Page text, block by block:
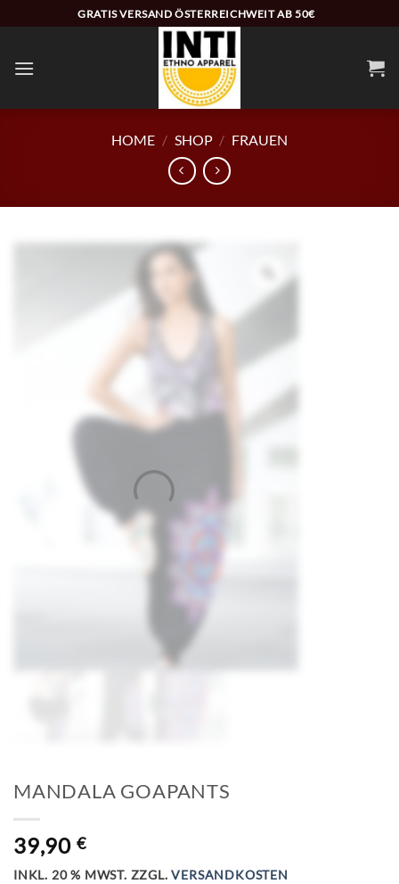
Inhalt
GRATIS VERSAND ÖSTERREICHWEIT AB 50€
HOME / SHOP / FRAUEN
MANDALA GOAPANTS
39,90 €
INKL. 20 % MWST. ZZGL.VERSANDKOSTEN